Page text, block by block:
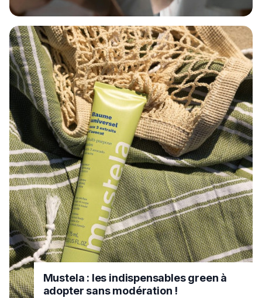
Mustela : les indispensables green à
adopter sans modération !